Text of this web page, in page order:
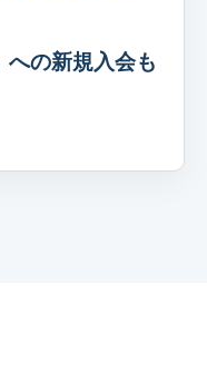
の新規入会も